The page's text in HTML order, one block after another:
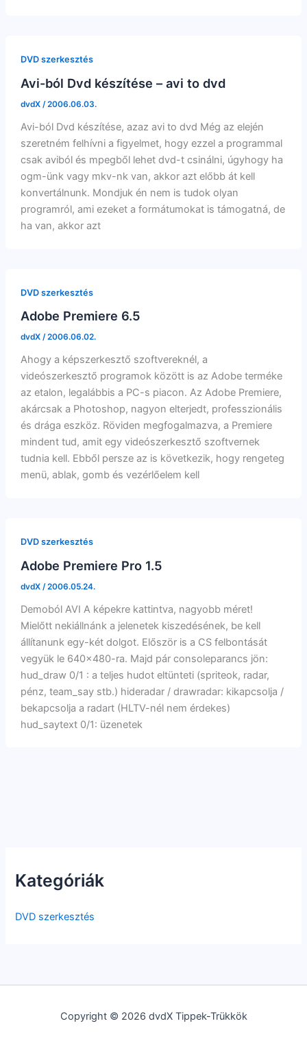
Kategóriák
DVD szerkesztés
DVD szerkesztés
Avi-ból Dvd készítése – avi to dvd
dvdX /2006.06.03.
Avi-ból Dvd készítése, azaz avi to dvd Még az elején
szeretném felhívni a figyelmet, hogy ezzel a programmal
csak aviból és mpegből lehet dvd-t csinálni, úgyhogy ha
ogm-ünk vagy mkv-nk van, akkor azt előbb át kell
konvertálnunk. Mondjuk én nem is tudok olyan
programról, ami ezeket a formátumokat is támogatná, de
ha van, akkor azt
DVD szerkesztés
Adobe Premiere 6.5
dvdX /2006.06.02.
Ahogy a képszerkesztő szoftvereknél, a
videószerkesztő programok között is az Adobe terméke
az etalon, legalábbis a PC-s piacon. Az Adobe Premiere,
akárcsak a Photoshop, nagyon elterjedt, professzionális
és drága eszköz. Röviden megfogalmazva, a Premiere
mindent tud, amit egy videószerkesztő szoftvernek
tudnia kell. Ebből persze az is következik, hogy rengeteg
menü, ablak, gomb és vezérlőelem kell
DVD szerkesztés
Adobe Premiere Pro 1.5
dvdX /2006.05.24.
Demoból AVI A képekre kattintva, nagyobb méret!
Mielőtt nekiállnánk a jelenetek kiszedésének, be kell
állítanunk egy-két dolgot. Először is a CS felbontását
vegyük le 640×480-ra. Majd pár consoleparancs jön:
hud_draw 0/1 : a teljes hudot eltünteti (spriteok, radar,
pénz, team_say stb.) hideradar / drawradar: kikapcsolja /
bekapcsolja a radart (HLTV-nél nem érdekes)
hud_saytext 0/1: üzenetek
Copyright © 2026 dvdX Tippek-Trükkök